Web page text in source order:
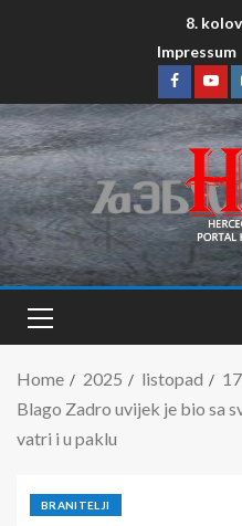
8.
Impressum
Home 2025 listopad
17
Blago Zadro uvijek je bio sa
vatri i u paklu
BRANITELJI